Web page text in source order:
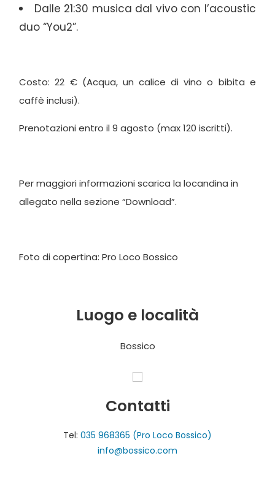
Dalle 21:30 musica dal vivo con l’acoustic
duo “You2”.
Costo: 22 € (Acqua, un calice di vino o bibita e
caffè inclusi).
Prenotazioni entro il 9 agosto (max 120 iscritti).
Per maggiori informazioni scarica la locandina in
allegato nella sezione “Download”.
Foto di copertina: Pro Loco Bossico
Luogo e località
Bossico
Contatti
Tel: 035 968365 (Pro Loco Bossico)
info@bossico.com